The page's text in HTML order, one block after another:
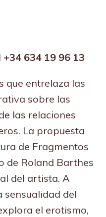
634 19 96 13
que entrelaza las
sobre las
las relaciones
La propuesta
de Fragmentos
de Roland Barthes
del artista. A
sensualidad del
el erotismo,